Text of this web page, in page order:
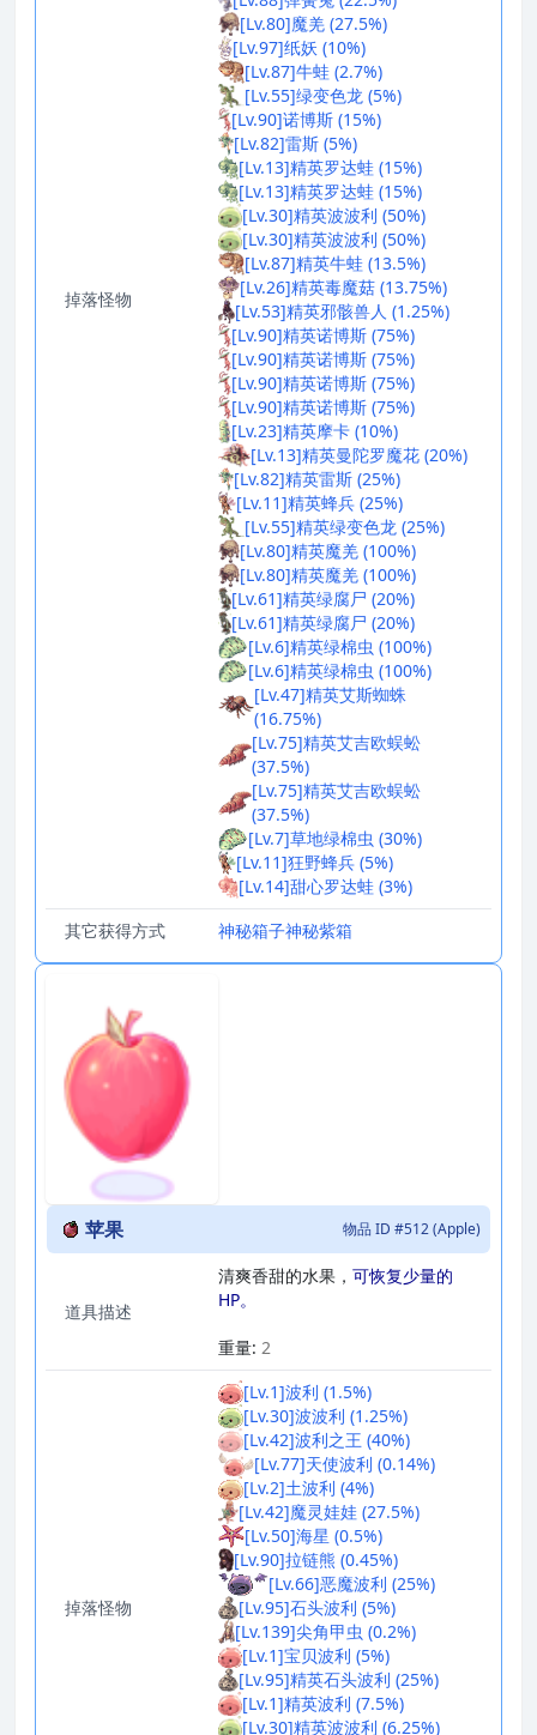
掉落怪物
[Lv.80]魔羌 (27.5%)
[Lv.97]纸妖 (10%)
[Lv.87]牛蛙 (2.7%)
[Lv.55]绿变色龙 (5%)
[Lv.90]诺博斯 (15%)
[Lv.82]雷斯 (5%)
[Lv.13]精英罗达蛙 (15%)
[Lv.13]精英罗达蛙 (15%)
[Lv.30]精英波波利 (50%)
[Lv.30]精英波波利 (50%)
[Lv.87]精英牛蛙 (13.5%)
[Lv.26]精英毒魔菇 (13.75%)
[Lv.53]精英邪骸兽人 (1.25%)
[Lv.90]精英诺博斯 (75%)
[Lv.90]精英诺博斯 (75%)
[Lv.90]精英诺博斯 (75%)
[Lv.90]精英诺博斯 (75%)
[Lv.23]精英摩卡 (10%)
[Lv.13]精英曼陀罗魔花 (20%)
[Lv.82]精英雷斯 (25%)
[Lv.11]精英蜂兵 (25%)
[Lv.55]精英绿变色龙 (25%)
[Lv.80]精英魔羌 (100%)
[Lv.80]精英魔羌 (100%)
[Lv.61]精英绿腐尸 (20%)
[Lv.61]精英绿腐尸 (20%)
[Lv.6]精英绿棉虫 (100%)
[Lv.6]精英绿棉虫 (100%)
[Lv.47]精英艾斯蜘蛛
(16.75%)
[Lv.75]精英艾吉欧蜈蚣
(37.5%)
[Lv.75]精英艾吉欧蜈蚣
(37.5%)
[Lv.7]草地绿棉虫 (30%)
[Lv.11]狂野蜂兵 (5%)
[Lv.14]甜心罗达蛙 (3%)
其它获得方式
神秘箱子神秘紫箱
苹果 物品 ID #512 (Apple)
道具描述
清爽香甜的水果， 可恢复少量的
HP。
重量: 2
掉落怪物
[Lv.1]波利 (1.5%)
[Lv.30]波波利 (1.25%)
[Lv.42]波利之王 (40%)
[Lv.77]天使波利 (0.14%)
[Lv.2]土波利 (4%)
[Lv.42]魔灵娃娃 (27.5%)
[Lv.50]海星 (0.5%)
[Lv.90]拉链熊 (0.45%)
[Lv.66]恶魔波利 (25%)
[Lv.95]石头波利 (5%)
[Lv.139]尖角甲虫 (0.2%)
[Lv.1]宝贝波利 (5%)
[Lv.95]精英石头波利 (25%)
[Lv.1]精英波利 (7.5%)
[Lv.30]精英波波利 (6.25%)